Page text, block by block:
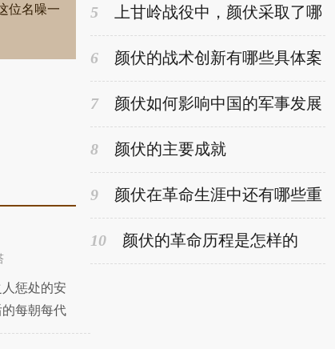
位名噪一
惩处的安
每朝每代
5
上甘岭战役中，颜伏采取了哪
些战术取得胜利
6
颜伏的战术创新有哪些具体案
例
7
颜伏如何影响中国的军事发展
8 颜伏的主要成就
9
颜伏在革命生涯中还有哪些重
要的角色
10
颜伏的革命历程是怎样的